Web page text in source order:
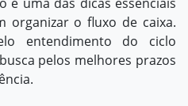
organizar o fluxo de caixa.
entendimento do ciclo
pelos melhores prazos